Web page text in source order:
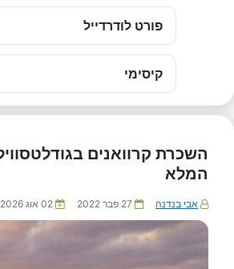
פורט לודרדייל
קיסימי
השכרת קרוואנים
המלא
אבי בנדנה 27 פבר 2022 02 אוג 2026